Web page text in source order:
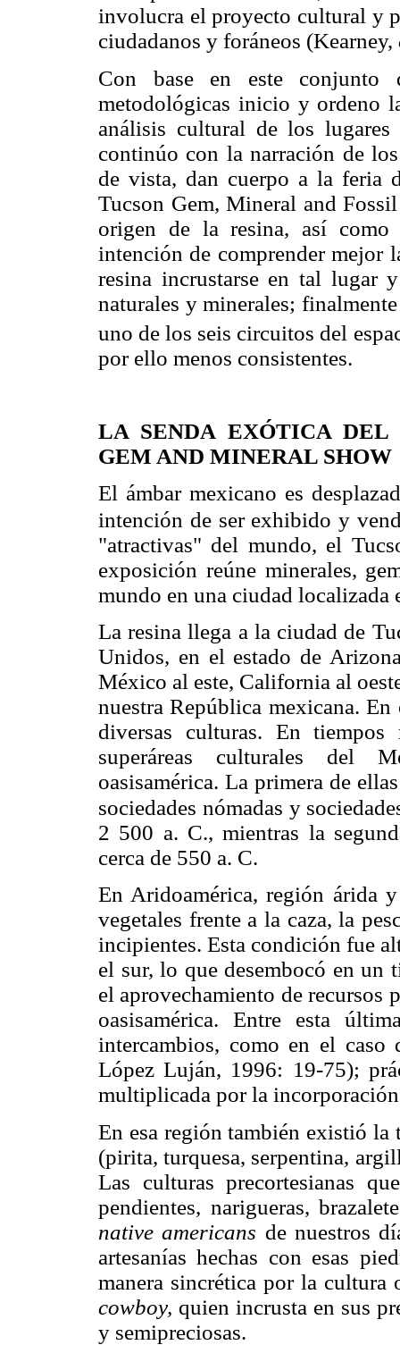
involucra el proyecto cultural y
ciudadanos y foráneos (Kearney,
Con base en este conjunto
metodológicas inicio y ordeno
análisis cultural de los
continúo con la narración de
de vista, dan cuerpo a la feria
Tucson Gem, Mineral and
origen de la resina, así
intención de comprender mejor
resina incrustarse en tal lugar
naturales y minerales;
uno de los seis circuitos del
por ello menos consistentes.
LA SENDA EXÓTICA
GEM AND MINERAL SHOW
El ámbar mexicano es
intención de ser exhibido y
"atractivas" del mundo, el
exposición reúne minerales,
mundo en una ciudad localizada
La resina llega a la ciudad de
Unidos, en el estado de
México al este, California al
nuestra República mexicana.
diversas culturas. En
superáreas culturales del
oasisamérica. La primera de
sociedades nómadas y
2 500 a. C., mientras la
cerca de 550 a. C.
En Aridoamérica, región árida
vegetales frente a la caza, la
incipientes. Esta condición fue
el sur, lo que desembocó en un
el aprovechamiento de recursos
oasisamérica. Entre esta
intercambios, como en el
López Luján, 1996: 19-75);
multiplicada por la
En esa región también existió la
(pirita, turquesa, serpentina,
Las culturas precortesianas
pendientes, narigueras,
native americans de nuestros
artesanías hechas con esas
manera sincrética por la cultura
cowboy, quien incrusta en sus
y semipreciosas.